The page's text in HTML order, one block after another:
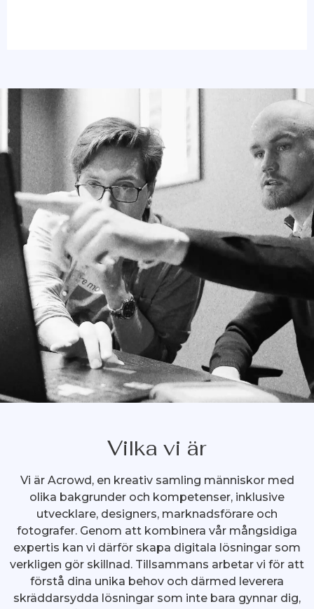
Vilka vi är
Vi är Acrowd, en kreativ samling människor med
olika bakgrunder och kompetenser, inklusive
utvecklare, designers, marknadsförare och
fotografer. Genom att kombinera vår mångsidiga
expertis kan vi därför skapa digitala lösningar som
verkligen gör skillnad. Tillsammans arbetar vi för att
förstå dina unika behov och därmed leverera
skräddarsydda lösningar som inte bara gynnar dig,